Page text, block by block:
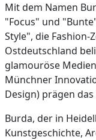
Mit dem Namen
"Focus" und
Style", die
Ostdeutschland
glamouröse
Münchner
Design) prägen
Burda, der in
Kunstgeschichte,